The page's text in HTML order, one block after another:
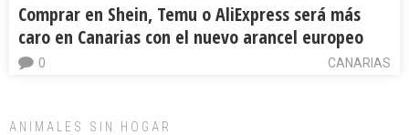
Comprar en Shein, Temu o AliExpress será más
caro en Canarias con el nuevo arancel europeo
CANARIAS
0
ANIMALES SIN HOGAR